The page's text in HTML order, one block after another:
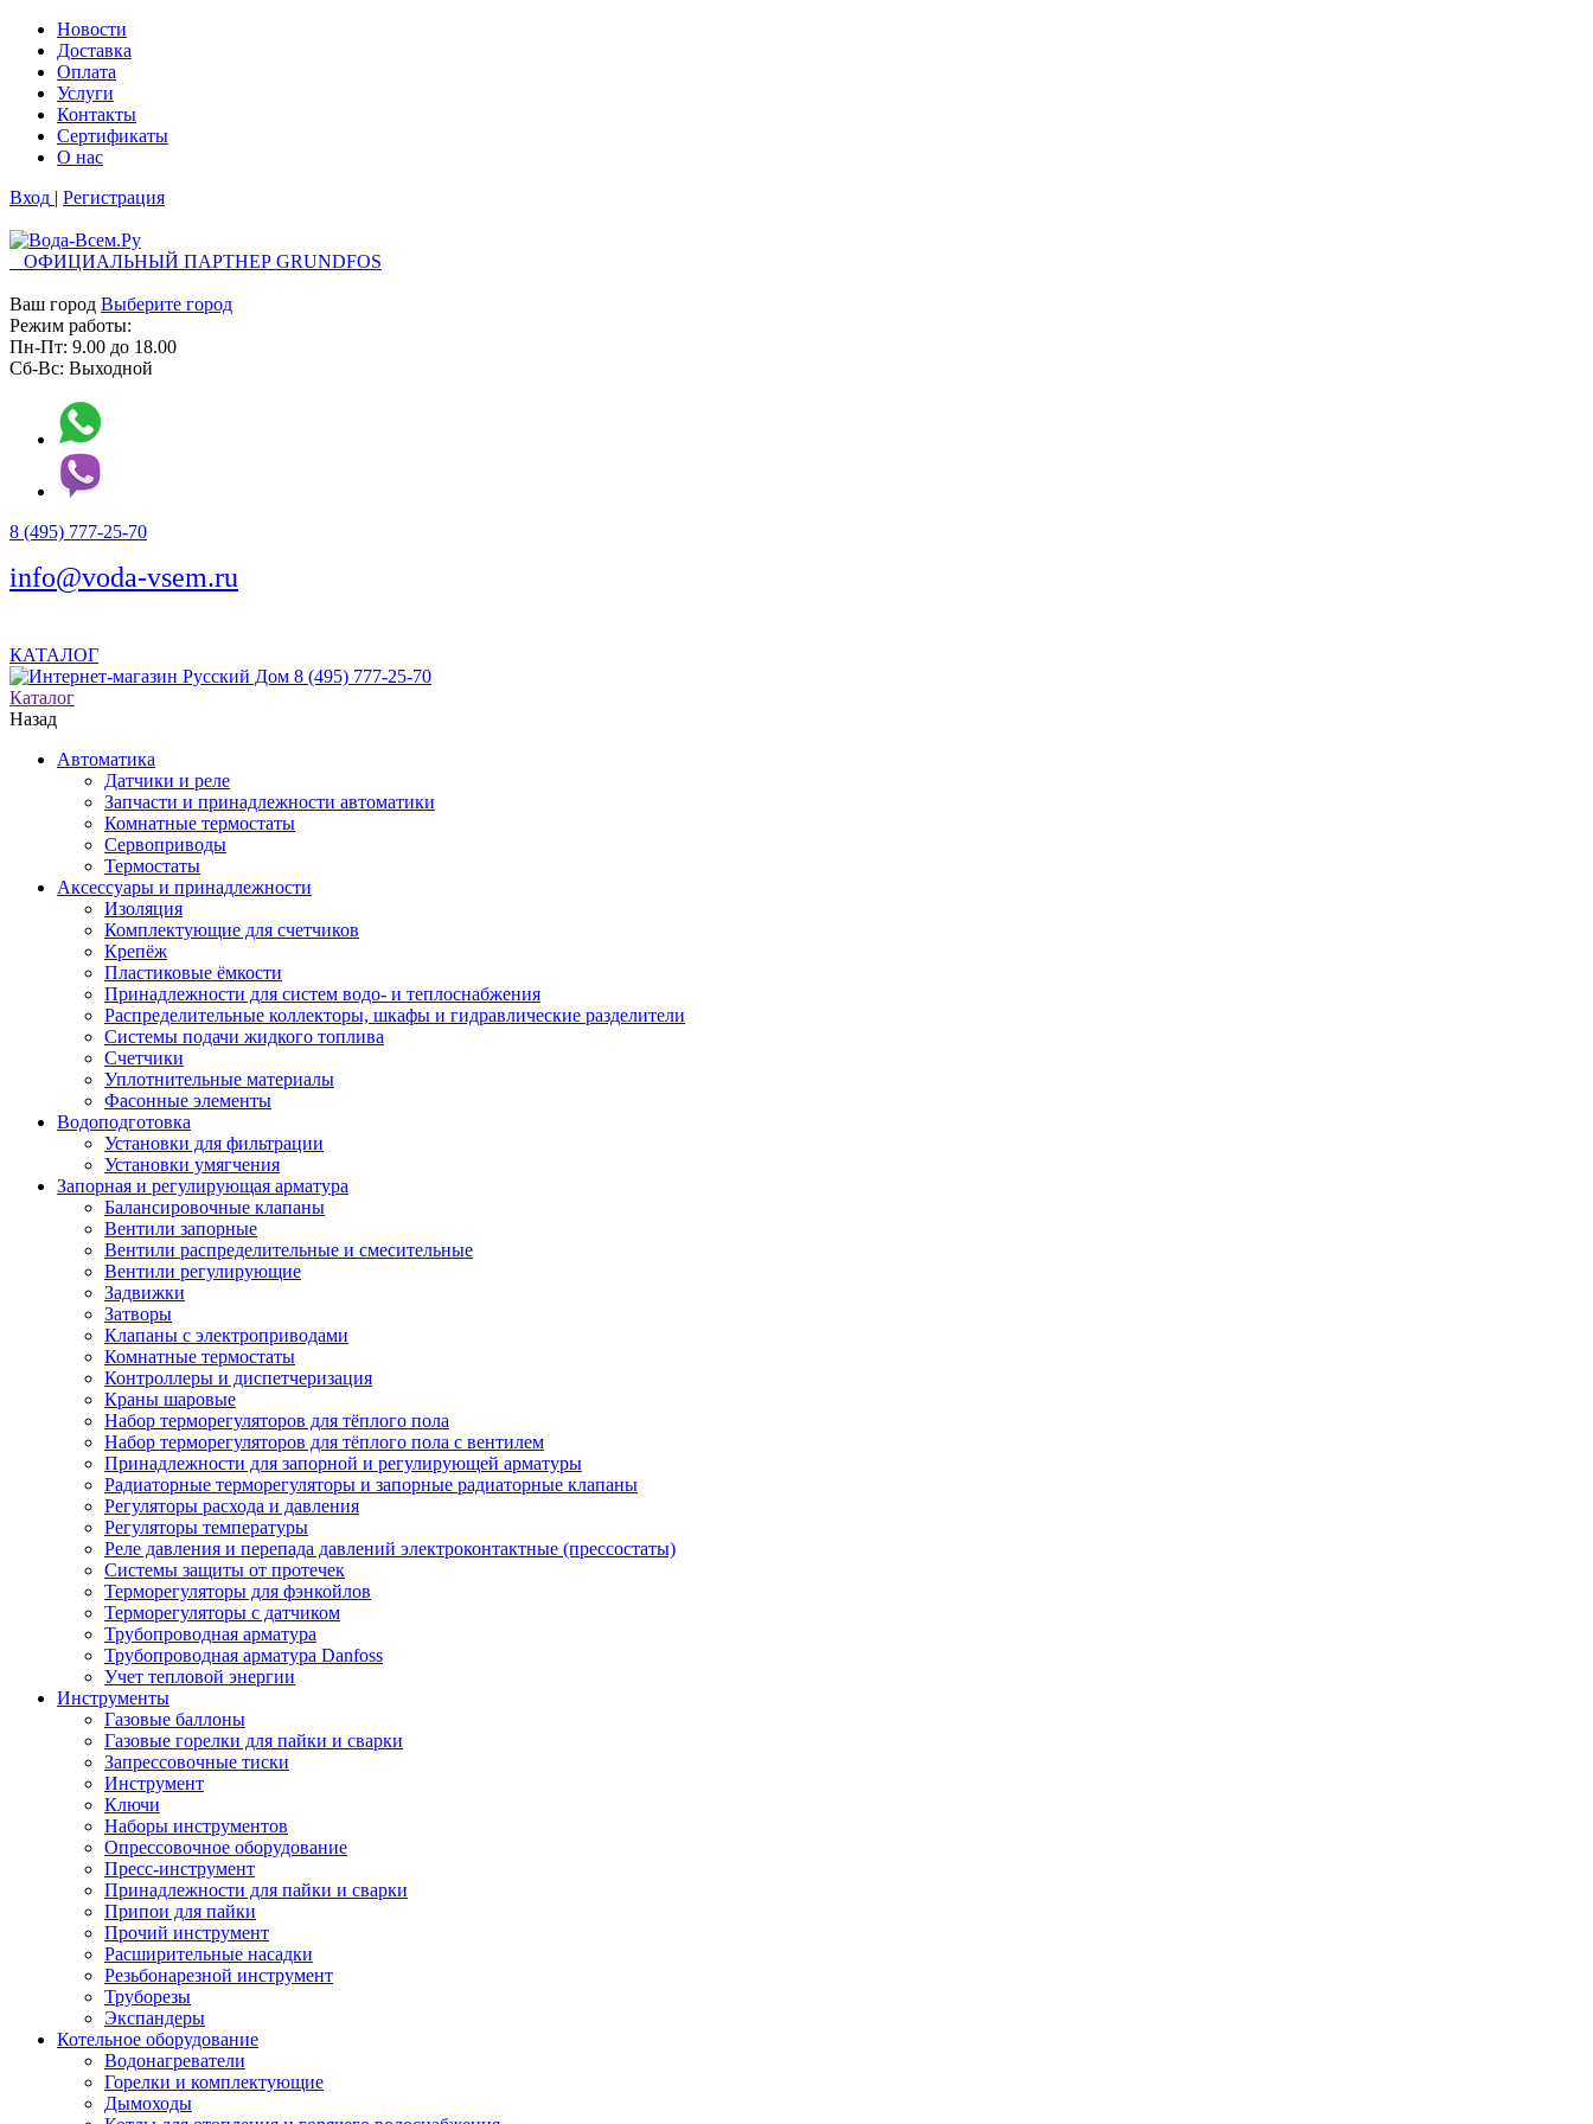
Новости
Доставка
Оплата
Услуги
Контакты
Cертификаты
О нас
Вход | Регистрация
ОФИЦИАЛЬНЫЙ ПАРТНЕР GRUNDFOS
Ваш город Выберите город
Режим работы:
Пн-Пт: 9.00 до 18.00
Сб-Вс: Выходной
8 (495) 777-25-70
info@voda-vsem.ru
КАТАЛОГ
8 (495) 777-25-70
Каталог
Назад
Автоматика
Датчики и реле
Запчасти и принадлежности автоматики
Комнатные термостаты
Сервоприводы
Термостаты
Аксессуары и принадлежности
Изоляция
Комплектующие для счетчиков
Крепёж
Пластиковые ёмкости
Принадлежности для систем водо- и теплоснабжения
Распределительные коллекторы, шкафы и гидравлические разделители
Системы подачи жидкого топлива
Счетчики
Уплотнительные материалы
Фасонные элементы
Водоподготовка
Установки для фильтрации
Установки умягчения
Запорная и регулирующая арматура
Балансировочные клапаны
Вентили запорные
Вентили распределительные и смесительные
Вентили регулирующие
Задвижки
Затворы
Клапаны с электроприводами
Комнатные термостаты
Контроллеры и диспетчеризация
Краны шаровые
Набор терморегуляторов для тёплого пола
Набор терморегуляторов для тёплого пола с вентилем
Принадлежности для запорной и регулирующей арматуры
Радиаторные терморегуляторы и запорные радиаторные клапаны
Регуляторы расхода и давления
Регуляторы температуры
Реле давления и перепада давлений электроконтактные (прессостаты)
Системы защиты от протечек
Терморегуляторы для фэнкойлов
Терморегуляторы с датчиком
Трубопроводная арматура
Трубопроводная арматура Danfoss
Учет тепловой энергии
Инструменты
Газовые баллоны
Газовые горелки для пайки и сварки
Запрессовочные тиски
Инструмент
Ключи
Наборы инструментов
Опрессовочное оборудование
Пресс-инструмент
Принадлежности для пайки и сварки
Припои для пайки
Прочий инструмент
Расширительные насадки
Резьбонарезной инструмент
Труборезы
Экспандеры
Котельное оборудование
Водонагреватели
Горелки и комплектующие
Дымоходы